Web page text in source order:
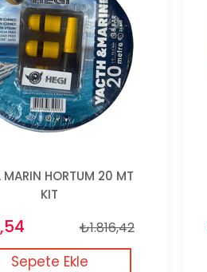
MARIN HORTUM 20 MT
KIT
₺1.816,42
Sepete Ekle